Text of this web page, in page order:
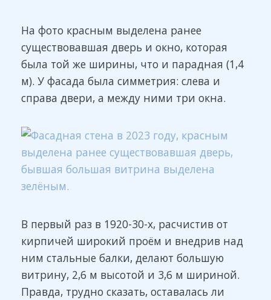
На фото красным выделена ранее
существовавшая дверь и окно, которая
была той же ширины, что и парадная (1,4
м). У фасада была симметрия: слева и
справа двери, а между ними три окна.
В первый раз в 1920-30-х, расчистив от
кирпичей широкий проём и внедрив над
ним стальные балки, делают большую
витрину, 2,6 м высотой и 3,6 м шириной.
Правда, трудно сказать, оставалась ли